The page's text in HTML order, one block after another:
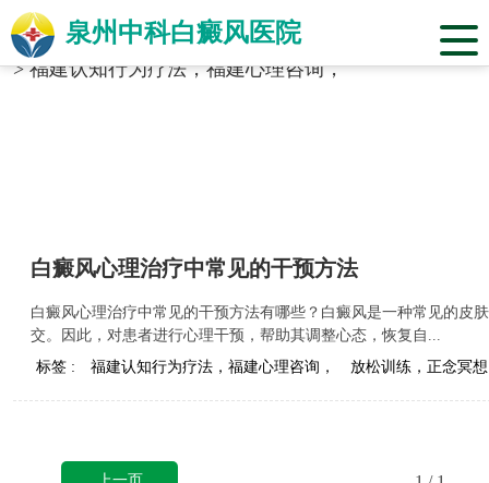
泉州中科白癜风医院
当前位置：福建省泉州市中科白癜风医院
标签合辑
>福建认知行为疗法，福建心理咨询，
白癜风心理治疗中常见的干预方法
白癜风心理治疗中常见的干预方法有哪些？白癜风是一种常见的皮
交。因此，对患者进行心理干预，帮助其调整心态，恢复自...
标签 :
福建认知行为疗法，福建心理咨询， 放松训练，正念冥